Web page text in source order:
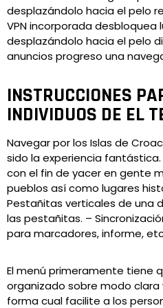
desplazándolo hacia el pelo
VPN incorporada desbloquea
desplazándolo hacia el pelo
anuncios progreso una
INSTRUCCIONES
INDIVIDUOS DE EL
Navegar por los Islas de
sido la experiencia fantástica.
con el fin de yacer en gente
pueblos así­ como lugares
Pestañitas verticales de una
las pestañitas. –
para marcadores, informe,
El menú primeramente tiene
organizado sobre modo
forma cual facilite a los